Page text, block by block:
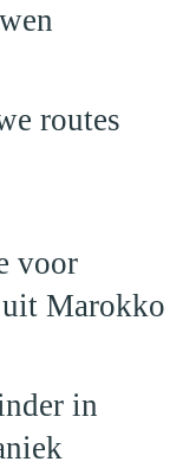
routes
voor
Marokko
in